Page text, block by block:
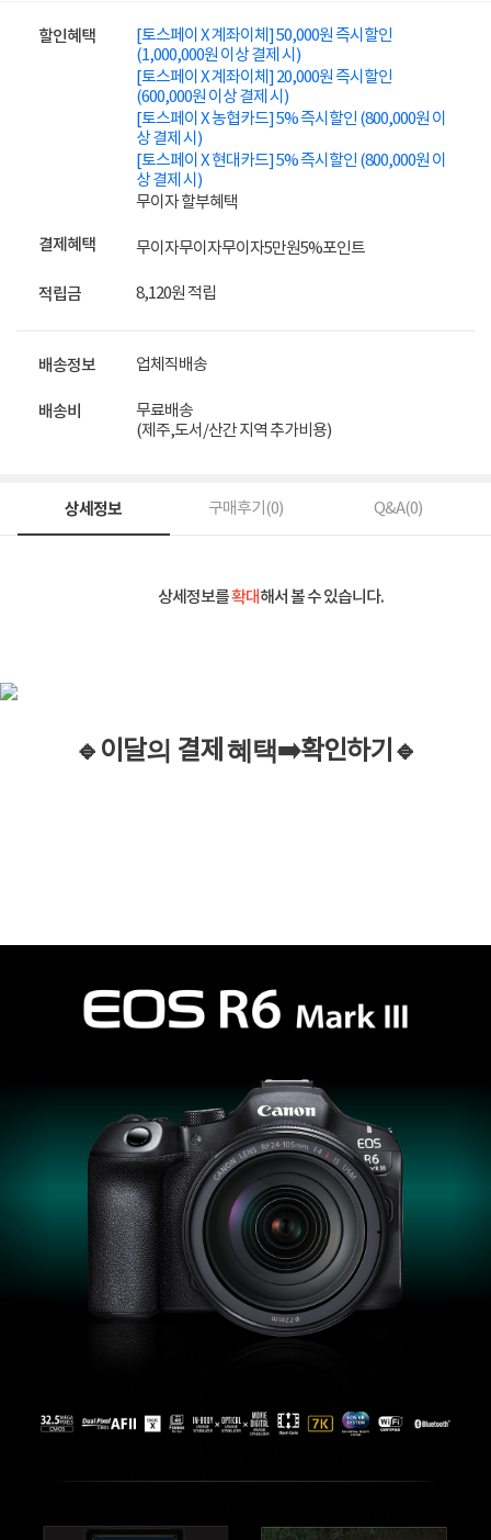
할인혜택
[토스페이 X 계좌이체] 50,000원 즉시할인
(1,000,000원 이상 결제 시)
[토스페이 X 계좌이체] 20,000원 즉시할인
(600,000원 이상 결제 시)
[토스페이 X 농협카드] 5% 즉시할인 (800,000원 이
상 결제 시)
[토스페이 X 현대카드] 5% 즉시할인 (800,000원 이
상 결제 시)
무이자 할부혜택
결제혜택 무이자무이자무이자5만원5%포인트
적립금 8,120원 적립
배송정보 업체직배송
배송비
무료배송
(제주,도서/산간 지역 추가비용)
상세정보 구매후기(0) Q&A(0)
상세정보를확대해서 볼 수 있습니다.
🔹이 달의 결제 혜택➡️확인하기 🔹